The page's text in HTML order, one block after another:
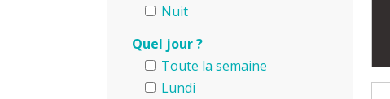
Nuit
Quel jour ?
Toute la semaine
Lundi